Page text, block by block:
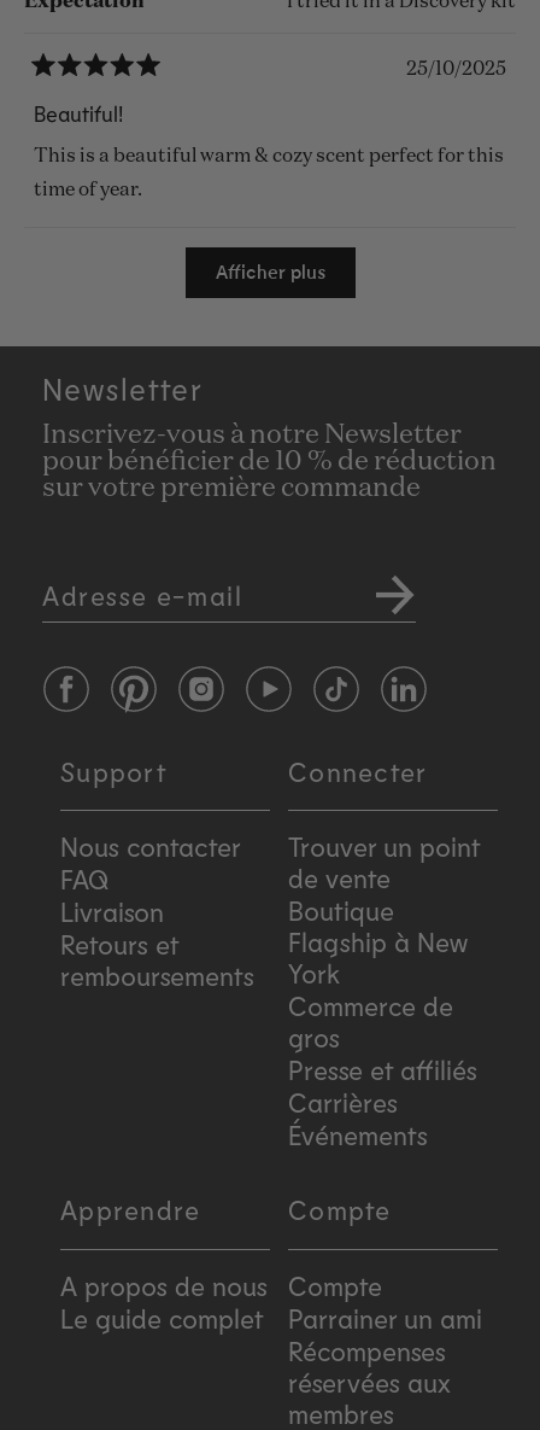
5
sur
5
étoiles
25/10/2025
Beautiful!
This is a beautiful warm & cozy scent perfect for this
time of year.
Chargement...
Afficher plus
Newsletter
Inscrivez-vous à notre Newsletter
pour bénéficier de 10 % de réduction
sur votre première commande
Adresse e-mail
FacebookPinterestInstagramYouTubeTikTokLinkedIn
Support
Nous contacter
FAQ
Livraison
Retours et
remboursements
Connecter
Trouver un point
de vente
Boutique
Flagship à New
York
Commerce de
gros
Presse et affiliés
Carrières
Événements
Apprendre
A propos de nous
Le guide complet
Compte
Compte
Parrainer un ami
Récompenses
réservées aux
membres